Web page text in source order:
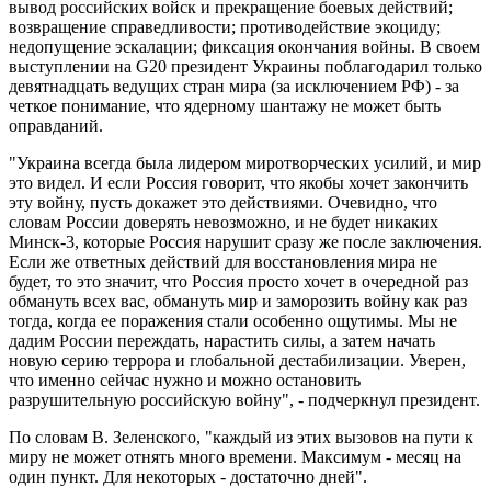
вывод российских войск и прекращение боевых действий;
возвращение справедливости; противодействие экоциду;
недопущение эскалации; фиксация окончания войны. В своем
выступлении на G20 президент Украины поблагодарил только
девятнадцать ведущих стран мира (за исключением РФ) - за
четкое понимание, что ядерному шантажу не может быть
оправданий.
"Украина всегда была лидером миротворческих усилий, и мир
это видел. И если Россия говорит, что якобы хочет закончить
эту войну, пусть докажет это действиями. Очевидно, что
словам России доверять невозможно, и не будет никаких
Минск-3, которые Россия нарушит сразу же после заключения.
Если же ответных действий для восстановления мира не
будет, то это значит, что Россия просто хочет в очередной раз
обмануть всех вас, обмануть мир и заморозить войну как раз
тогда, когда ее поражения стали особенно ощутимы. Мы не
дадим России переждать, нарастить силы, а затем начать
новую серию террора и глобальной дестабилизации. Уверен,
что именно сейчас нужно и можно остановить
разрушительную российскую войну", - подчеркнул президент.
По словам В. Зеленского, "каждый из этих вызовов на пути к
миру не может отнять много времени. Максимум - месяц на
один пункт. Для некоторых - достаточно дней".